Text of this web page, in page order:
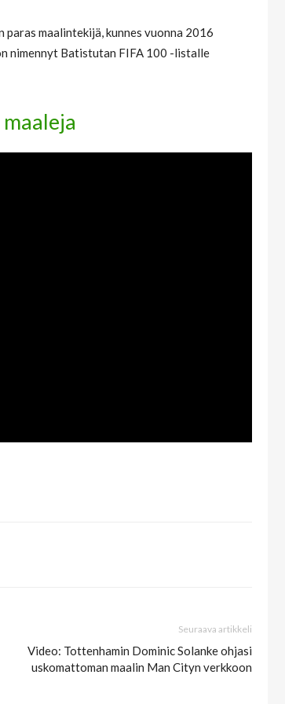
maalintekijä, kunnes vuonna 2016
nimennyt Batistutan FIFA 100 -listalle
Seuraava artikkeli
Video: Tottenhamin Dominic Solanke ohjasi
uskomattoman maalin Man Cityn verkkoon